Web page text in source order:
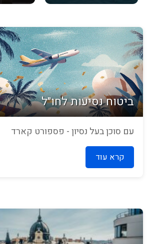
ביטוח נסיעות לחו״ל
עם סוכן בעל נסיון - פספורט קארד
קרא עוד